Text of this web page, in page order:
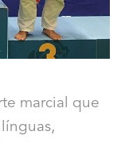
marcial que